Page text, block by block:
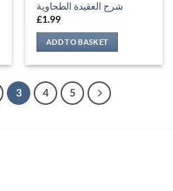
شرح العقيدة الطحاوية
£1.99
ADD TO BASKET
3 4 5